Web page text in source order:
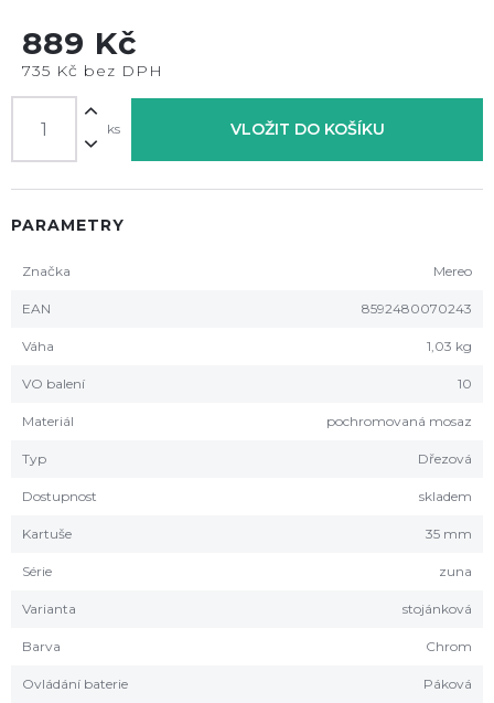
889 Kč
735 Kč bez DPH
ks VLOŽIT DO KOŠÍKU
PARAMETRY
Značka Mereo
EAN 8592480070243
Váha 1,03 kg
VO balení 10
Materiál pochromovaná mosaz
Typ Dřezová
Dostupnost skladem
Kartuše 35 mm
Série zuna
Varianta stojánková
Barva Chrom
Ovládání baterie Páková